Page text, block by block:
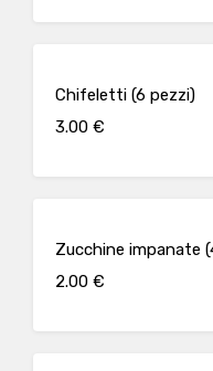
Chifeletti (6 pezzi)
3.00 €
Zucchine impanate
2.00 €